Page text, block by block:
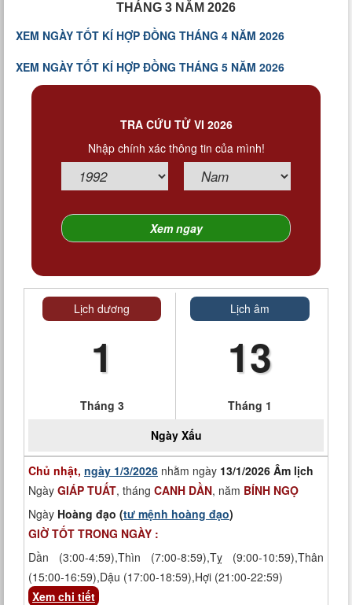
THÁNG 3 NĂM 2026
XEM NGÀY TỐT KÍ HỢP ĐỒNG THÁNG 4 NĂM 2026
XEM NGÀY TỐT KÍ HỢP ĐỒNG THÁNG 5 NĂM 2026
TRA CỨU TỬ VI 2026
Nhập chính xác thông tin của mình!
Lịch dương
1
Tháng 3
Lịch âm
13
Tháng 1
Ngày Xấu
Chủ nhật, ngày 1/3/2026 nhằm ngày 13/1/2026 Âm lịch
Ngày GIÁP TUẤT, tháng CANH DẦN, năm BÍNH NGỌ
Ngày Hoàng đạo (tư mệnh hoàng đạo)
GIỜ TỐT TRONG NGÀY :
Dần (3:00-4:59),Thìn (7:00-8:59),Tỵ (9:00-10:59),Thân
(15:00-16:59),Dậu (17:00-18:59),Hợi (21:00-22:59)
Xem chi tiết